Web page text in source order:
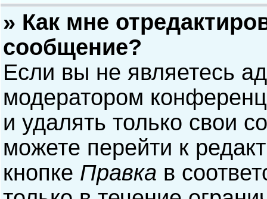
» Как мне
сообщение?
Если вы не являетесь
модератором
и удалять только свои
можете перейти к
кнопке Правка в